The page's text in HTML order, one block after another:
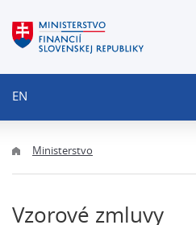
EN
Ministerstvo
Vzorové zmluvy